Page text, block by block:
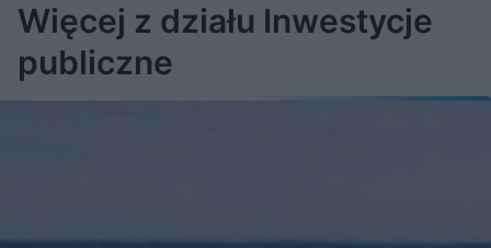
Więcej z działu Inwestycje
publiczne